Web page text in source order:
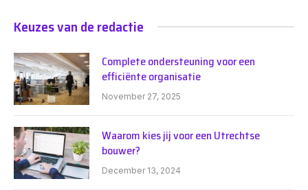
Keuzes van de redactie
Complete ondersteuning voor een
efficiënte organisatie
November 27, 2025
Waarom kies jij voor een Utrechtse
bouwer?
December 13, 2024